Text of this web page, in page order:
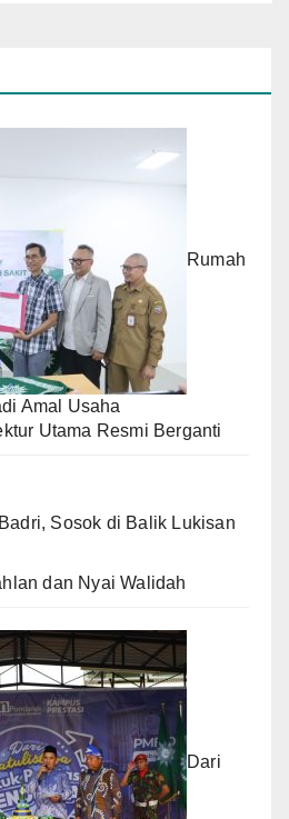
Rumah
Amal Usaha
Utama Resmi Berganti
Badri, Sosok di Balik Lukisan
dan Nyai Walidah
Dari